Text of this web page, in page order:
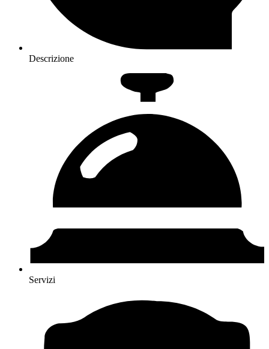
Descrizione
Servizi